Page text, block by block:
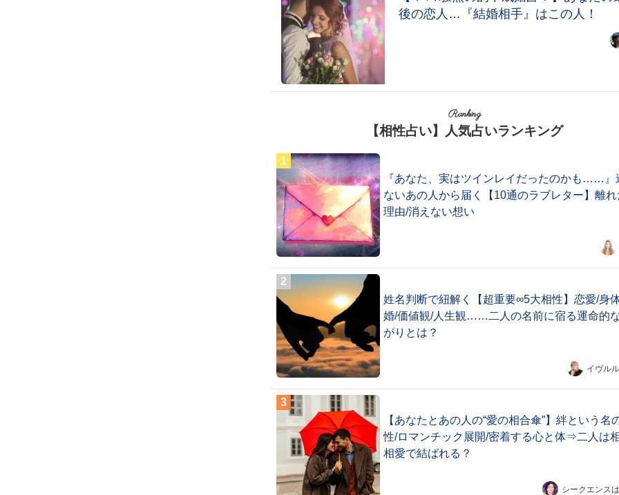
後の恋人…『結婚相手』はこの人！
Ranking
【相性占い】人気占いランキング
『あなた、実はツインレイだったのかも……』
ないあの人から届く【10通のラブレター】離れ
理由/消えない想い
姓名判断で紐解く【超重要∞5大相性】恋愛/身
婚/価値観/人生観……二人の名前に宿る運命的
がりとは？
イヴル
【あなたとあの人の“愛の相合傘”】絆という名
性/ロマンチック展開/密着する心と体⇒二人は
相愛で結ばれる？
シークエンス